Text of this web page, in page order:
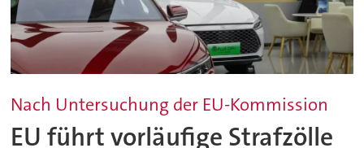
Nach Untersuchung der EU-Kommission
EU führt vorläufige Strafzölle